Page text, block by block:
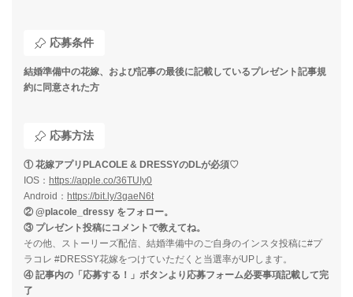
応募条件
結婚準備中の花嫁、および記事の最後に記載しているプレゼント記事規
約に同意された方
応募方法
① 花嫁アプリPLACOLE & DRESSYのDLが必須♡
IOS： https://apple.co/36TUIy0
Android： https://bit.ly/3gaeN6t
② @placole_dressy をフォロー。
③ プレゼント投稿にコメントで教えてね。
その他、ストーリーズ配信、結婚準備中のご自身のインスタ投稿に#プ
ラコレ #DRESSY花嫁をつけていただくと当選率がUPします。
④ 記事内の「応募する！」ボタンより応募フォーム必要事項記載して完
了